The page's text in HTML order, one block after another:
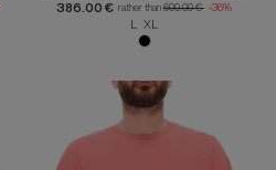
386.00 € rather than 600.00 € -36%
L XL